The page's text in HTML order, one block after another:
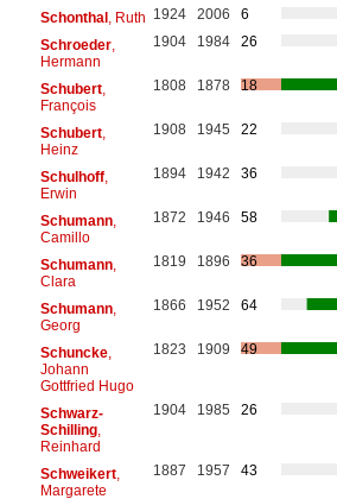
Schonthal, Ruth 1924 2006
6
Schroeder,
Hermann
1904 1984 26
Schubert,
François
1808 1878 18
Schubert,
Heinz
1908 1945 22
Schulhoff,
Erwin
1894 1942 36
Schumann,
Camillo
1872 1946 58
Schumann,
Clara
1819 1896 36
Schumann,
Georg
1866 1952 64
Schuncke,
Johann
Gottfried Hugo
1823 1909 49
Schwarz-
Schilling,
Reinhard
1904 1985 26
Schweikert,
Margarete
1887 1957 43